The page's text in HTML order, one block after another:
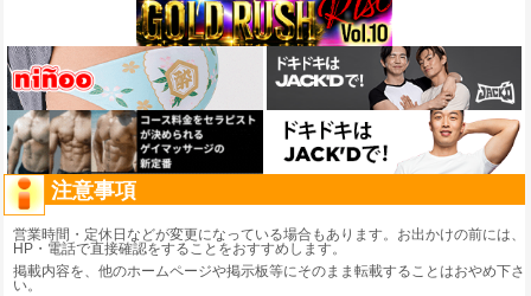
注意事項
営業時間・定休日などが変更になっている場合もあります。お出かけの前には、
HP・電話で直接確認をすることをおすすめします。
掲載内容を、他のホームページや掲示板等にそのまま転載することはおやめ下さ
い。